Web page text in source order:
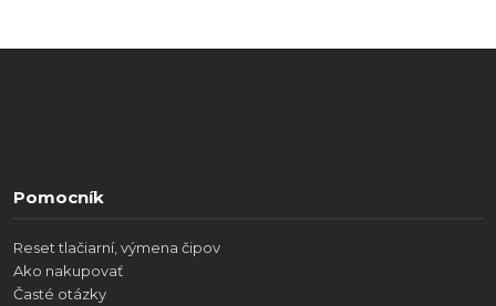
Pomocník
Reset tlačiarní, výmena čipov
Ako nakupovať
Časté otázky